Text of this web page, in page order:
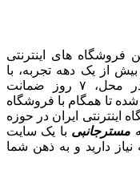
فروشگاه های اینترنتی
بیش از یک دهه تجربه، با
پایبندی به سه اصل کلیدی، پرداخت در محل، ۷ روز ضمانت
تا همگام با فروشگاه‌
اینترنتی ایران در حوزه
مسترجانبی با یک سایت
دارید و به ذهن شما